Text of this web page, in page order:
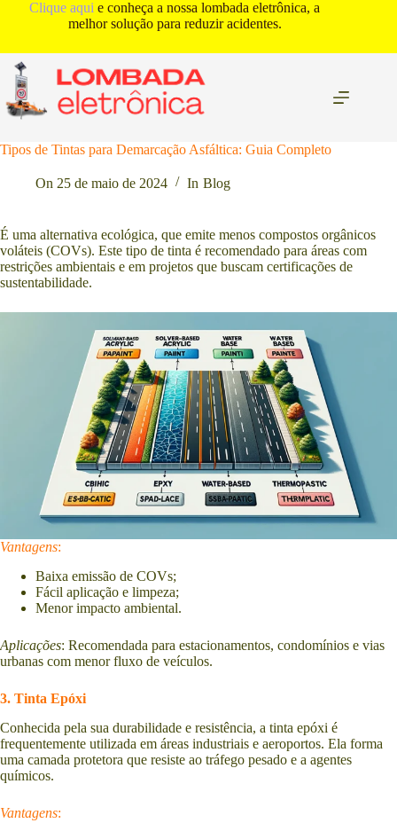
conteúdo
Clique aqui e conheça a nossa lombada eletrônica, a
melhor solução para reduzir acidentes.
Tipos de Tintas para Demarcação Asfáltica: Guia Completo
On 25 de maio de 2024 In Blog
É uma alternativa ecológica, que emite menos compostos orgânicos
voláteis (COVs). Este tipo de tinta é recomendado para áreas com
restrições ambientais e em projetos que buscam certificações de
sustentabilidade.
Vantagens:
Baixa emissão de COVs;
Fácil aplicação e limpeza;
Menor impacto ambiental.
Aplicações: Recomendada para estacionamentos, condomínios e vias
urbanas com menor fluxo de veículos.
3. Tinta Epóxi
Conhecida pela sua durabilidade e resistência, a tinta epóxi é
frequentemente utilizada em áreas industriais e aeroportos. Ela forma
uma camada protetora que resiste ao tráfego pesado e a agentes
químicos.
Vantagens: